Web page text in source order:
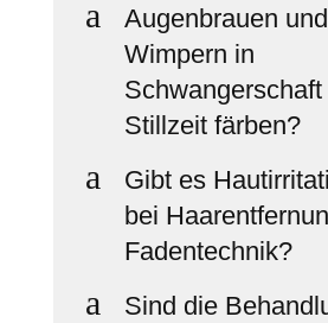
a
Augenbrauen und
Wimpern in
Schwangerschaft
Stillzeit färben?
a
Gibt es
bei
Fadentechnik?
a
Sind die